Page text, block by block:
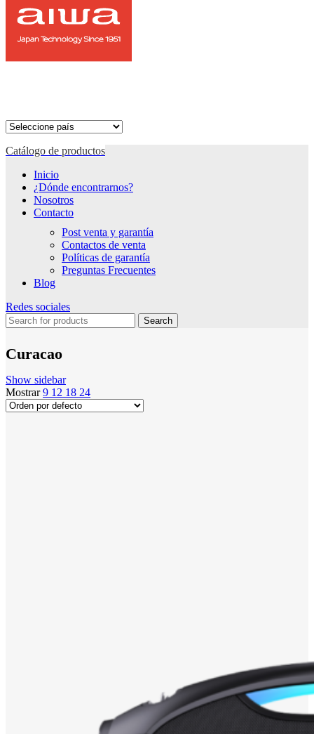
Catálogo de productos
Inicio
¿Dónde encontrarnos?
Nosotros
Contacto
Post venta y garantía
Contactos de venta
Políticas de garantía
Preguntas Frecuentes
Blog
Redes sociales
Search
Curacao
Show sidebar
Mostrar9 12 18 24